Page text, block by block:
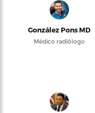
González Pons MD
Médico radiólogo